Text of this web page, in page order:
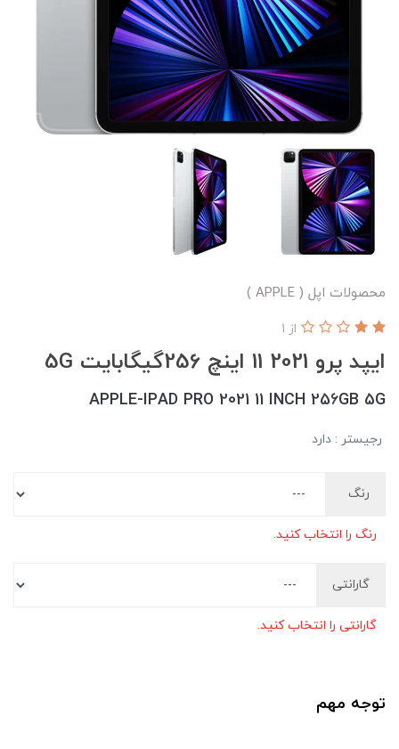
محصولات اپل ( APPLE )
ایپد پرو 2021 11 اینچ 256گیگابایت 5G
از 1
APPLE-IPAD PRO 2021 11 INCH 256GB 5G
رجیستر : دارد
رنگ
رنگ را انتخاب کنید.
گارانتی
گارانتی را انتخاب کنید.
توجه مهم